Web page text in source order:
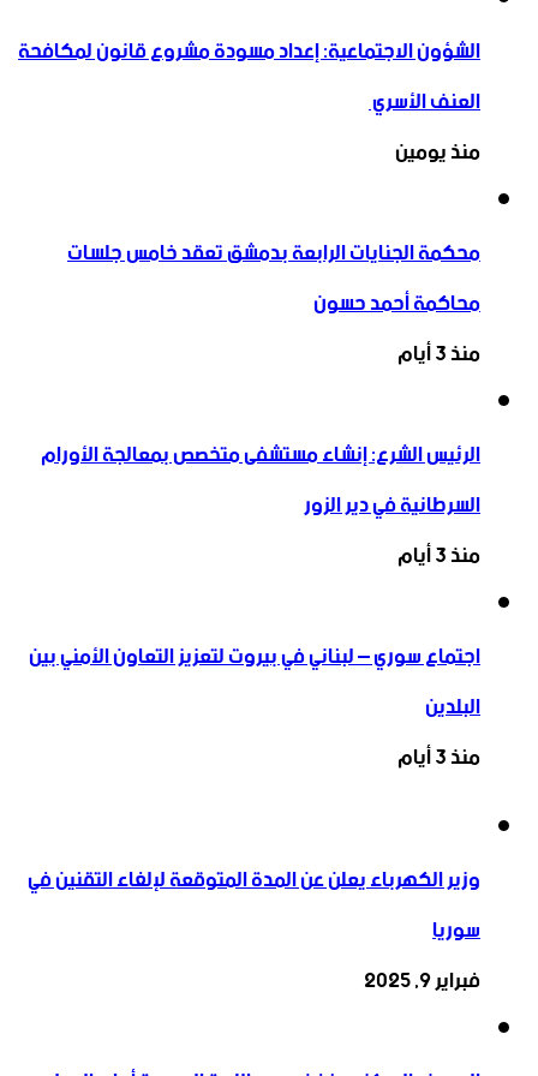
الشؤون الاجتماعية: إعداد مسودة مشروع قانون لمكافحة
العنف الأسري ‏
منذ يومين
محكمة الجنايات الرابعة بدمشق تعقد خامس جلسات
محاكمة أحمد حسون
منذ 3 أيام
الرئيس الشرع: إنشاء ‌‏مستشفى متخصص بمعالجة الأورام
السرطانية في دير الزور
منذ 3 أيام
اجتماع سوري – لبناني في بيروت لتعزيز التعاون ‏الأمني ‏بين
البلدين
منذ 3 أيام
وزير الكهرباء يعلن عن المدة المتوقعة لإلغاء التقنين في
سوريا
فبراير 9, 2025